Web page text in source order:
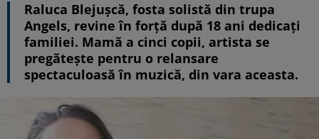
Raluca Blejușcă, fosta solistă din trupa
Angels, revine în forță după 18 ani dedicați
familiei. Mamă a cinci copii, artista se
pregătește pentru o relansare
spectaculoasă în muzică, din vara aceasta.